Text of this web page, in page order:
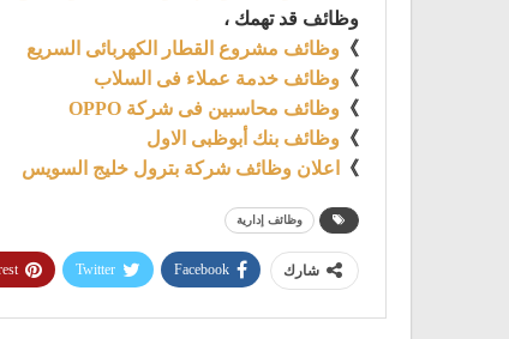
وظائف قد تهمك ،
》 وظائف مشروع القطار الكهربائى السريع
》 وظائف خدمة عملاء فى السلاب
》 وظائف محاسبين فى شركة OPPO
》 وظائف بنك أبوظبى الاول
》
اعلان وظائف شركة بترول خليج السويس
وظائف إدارية
شارك Facebook
Twitter